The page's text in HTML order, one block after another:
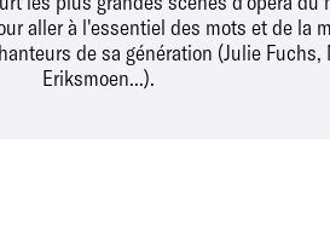
aller à l'essentiel des mots et de la
de sa génération (Julie Fuchs,
Eriksmoen...).